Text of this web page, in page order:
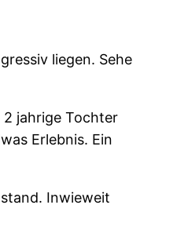
liegen. Sehe
2 jahrige Tochter
Erlebnis. Ein
Inwieweit